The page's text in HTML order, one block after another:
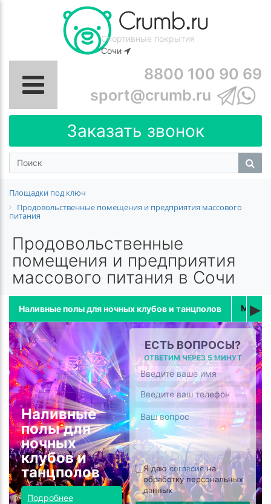
Спортивные покрытия
Сочи
8800 100 90 69
sport@crumb.ru
Заказать звонок
Площадки под ключ
Продовольственные помещения и предприятия массового
питания
Продовольственные
помещения и предприятия
массового питания в Сочи
Наливные полы для ночных клубов и танцполов ▸
Наливные
полы для
ночных
клубов и
танцполов
Подробнее
ЕСТЬ ВОПРОСЫ?
ОТВЕТИМ ЧЕРЕЗ 5 МИНУТ
Я даюсогласиена
обработку персональных
данных